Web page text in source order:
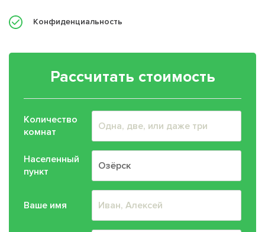
Конфиденциальность
Рассчитать стоимость
Количество
комнат
Населенный
пункт
Ваше имя